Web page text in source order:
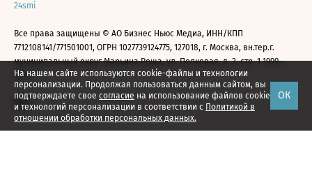
На нашем сайте используются cookie-файлы и технологии
персонализации. Продолжая пользоваться данным сайтом, вы
подтверждаете свое согласие на использование файлов cookie
и технологий персонализации в соответствии с Политикой в
отношении обработки персональных данных.
ОК
24smi
Все права защищены © АО Бизнес Ньюс Медиа, ИНН/КПП
7712108141/771501001, ОГРН 1027739124775, 127018, г. Москва, вн.тер.г.
муниципальный округ Марьина Роща, ул. Полковая, д. 3, стр. 1 1999—
2026